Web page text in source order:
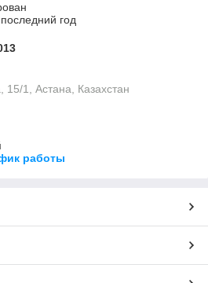
год
15/1, Астана, Казахстан
работы